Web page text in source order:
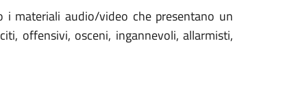
materiali audio/video che presentano un
offensivi, osceni, ingannevoli, allarmisti,